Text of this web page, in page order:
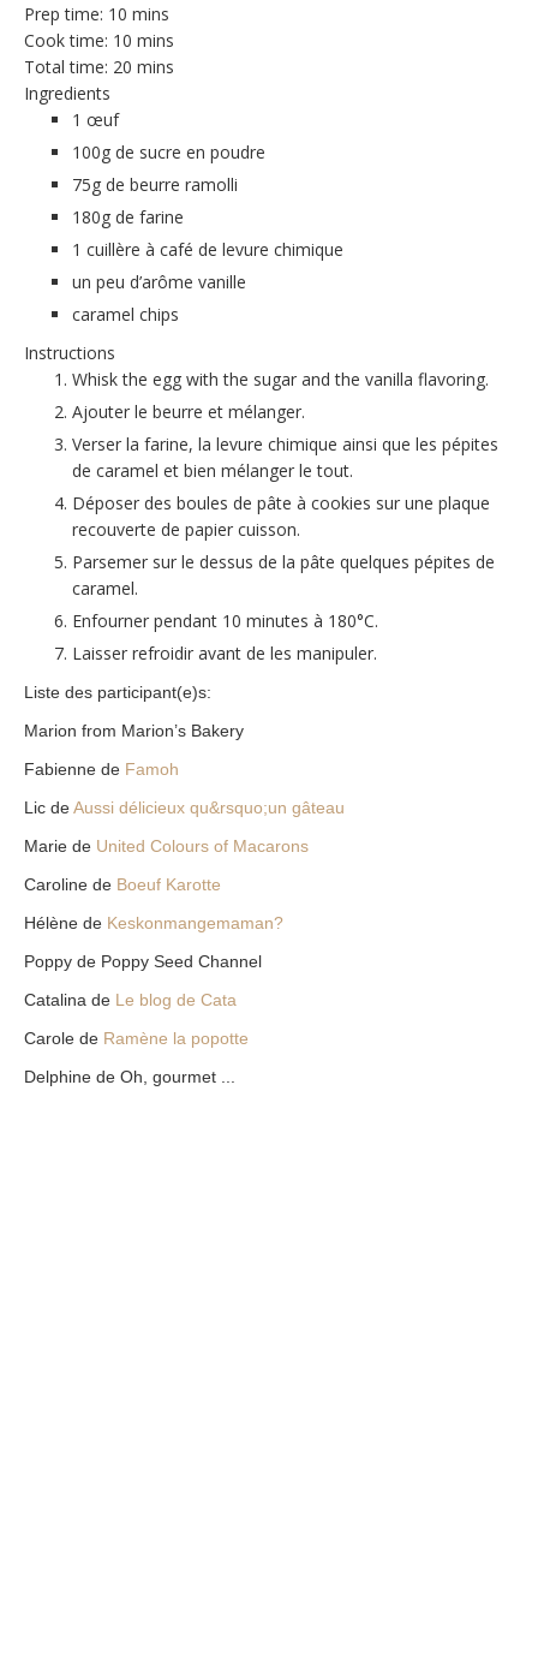
Prep time: 10 mins
Cook time: 10 mins
Total time: 20 mins
Ingredients
1 œuf
100g de sucre en poudre
75g de beurre ramolli
180g de farine
1 cuillère à café de levure chimique
un peu d’arôme vanille
caramel chips
Instructions
Whisk the egg with the sugar and the vanilla flavoring.
Ajouter le beurre et mélanger.
Verser la farine, la levure chimique ainsi que les pépites
de caramel et bien mélanger le tout.
Déposer des boules de pâte à cookies sur une plaque
recouverte de papier cuisson.
Parsemer sur le dessus de la pâte quelques pépites de
caramel.
Enfourner pendant 10 minutes à 180°C.
Laisser refroidir avant de les manipuler.
Liste des participant(e)s:
Marion from Marion’s Bakery
Fabienne de Famoh
Lic deAussi délicieux qu&rsquo;un gâteau
Marie de United Colours of Macarons
Caroline de Boeuf Karotte
Hélène de Keskonmangemaman?
Poppy de Poppy Seed Channel
Catalina de Le blog de Cata
Carole de Ramène la popotte
Delphine de Oh, gourmet ...